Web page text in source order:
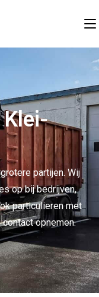
partijen. Wij
op bij bedrijven,
particulieren met
opnemen.